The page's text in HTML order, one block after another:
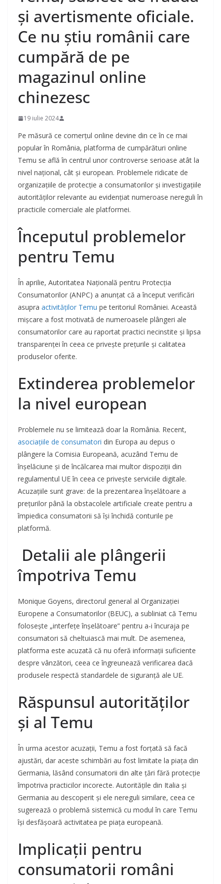
și avertismente oficiale.
Ce nu știu românii care
cumpără de pe
magazinul online
chinezesc
19 iulie 2024
Pe măsură ce comerțul online devine din ce în ce mai
popular în România, platforma de cumpărături online
Temu se află în centrul unor controverse serioase atât la
nivel național, cât și european. Problemele ridicate de
organizațiile de protecție a consumatorilor și investigațiile
autorităților relevante au evidențiat numeroase nereguli în
practicile comerciale ale platformei.
Începutul problemelor
pentru Temu
În aprilie, Autoritatea Națională pentru Protecția
Consumatorilor (ANPC) a anunțat că a început verificări
asupra activităților Temu pe teritoriul României. Această
mișcare a fost motivată de numeroasele plângeri ale
consumatorilor care au raportat practici necinstite și lipsa
transparenței în ceea ce privește prețurile și calitatea
produselor oferite.
Extinderea problemelor
la nivel european
Problemele nu se limitează doar la România. Recent,
asociațiile de consumatori din Europa au depus o
plângere la Comisia Europeană, acuzând Temu de
înșelăciune și de încălcarea mai multor dispoziții din
regulamentul UE în ceea ce privește serviciile digitale.
Acuzațiile sunt grave: de la prezentarea înșelătoare a
prețurilor până la obstacolele artificiale create pentru a
împiedica consumatorii să își închidă conturile pe
platformă.
Detalii ale plângerii
împotriva Temu
Monique Goyens, directorul general al Organizației
Europene a Consumatorilor (BEUC), a subliniat că Temu
folosește „interfețe înșelătoare” pentru a-i încuraja pe
consumatori să cheltuiască mai mult. De asemenea,
platforma este acuzată că nu oferă informații suficiente
despre vânzători, ceea ce îngreunează verificarea dacă
produsele respectă standardele de siguranță ale UE.
Răspunsul autorităților
și al Temu
În urma acestor acuzații, Temu a fost forțată să facă
ajustări, dar aceste schimbări au fost limitate la piața din
Germania, lăsând consumatorii din alte țări fără protecție
împotriva practicilor incorecte. Autoritățile din Italia și
Germania au descoperit și ele nereguli similare, ceea ce
sugerează o problemă sistemică cu modul în care Temu
își desfășoară activitatea pe piața europeană.
Implicații pentru
consumatorii români